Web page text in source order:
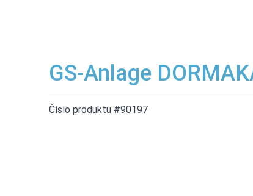
GS-Anlage
Číslo produktu #90197